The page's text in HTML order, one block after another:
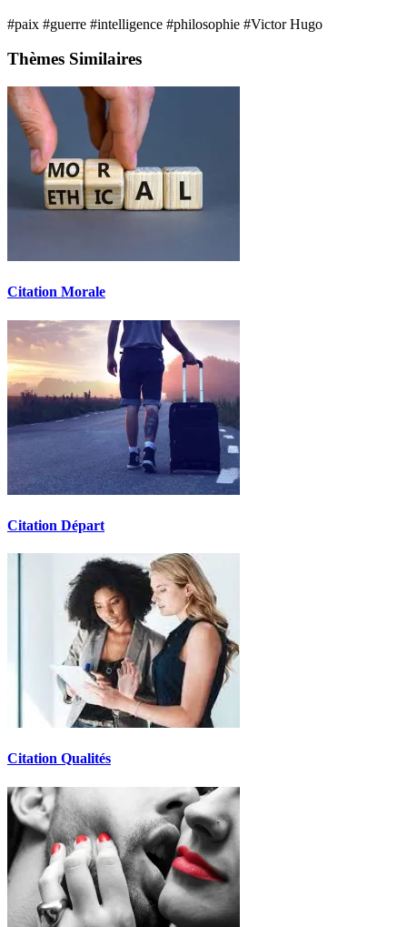
#paix #guerre #intelligence #philosophie #Victor Hugo
Thèmes Similaires
Citation Morale
Citation Départ
Citation Qualités